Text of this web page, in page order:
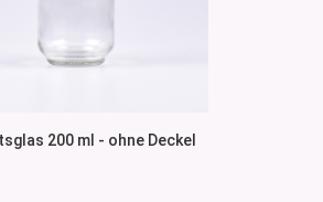
200 ml - ohne Deckel